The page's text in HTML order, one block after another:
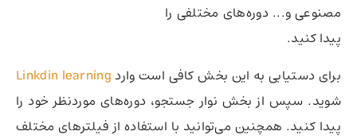
مصنوعی و... دوره‌های مختلفی را
پیدا کنید.
برای دستیابی به این بخش کافی است وارد Linkdin learning
شوید. سپس از بخش نوار جستجو، دوره‌های موردنظر خود را
پیدا کنید. همچنین می‌توانید با استفاده از فیلترهای مختلف